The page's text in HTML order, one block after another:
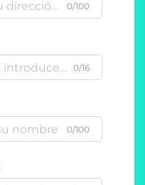
0/100
0/16
0/100